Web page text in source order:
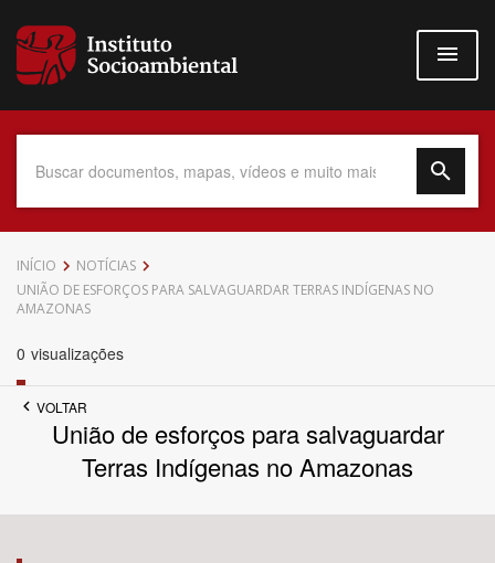
para
conteúdo
Data do Documento
INÍCIO
NOTÍCIAS
UNIÃO DE ESFORÇOS PARA SALVAGUARDAR TERRAS INDÍGENAS NO
AMAZONAS
0 visualizações
VOLTAR
União de esforços para salvaguardar
Terras Indígenas no Amazonas